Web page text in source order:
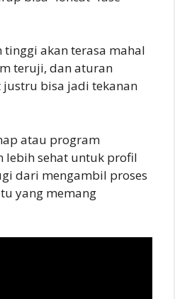
tinggi akan terasa mahal
teruji, dan aturan
bisa jadi tekanan
atau program
lebih sehat untuk profil
dari mengambil proses
yang memang